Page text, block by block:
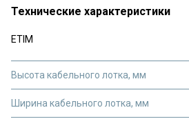
Технические характеристики
ETIM
Высота кабельного лотка, мм
Ширина кабельного лотка, мм